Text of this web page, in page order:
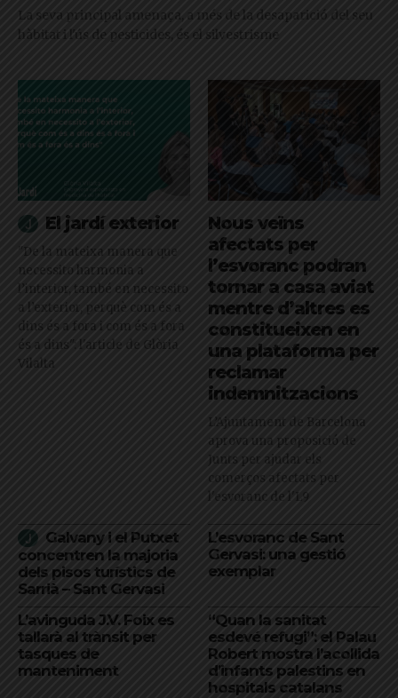
La seva principal amenaça, a més de la desaparició del seu
hàbitat i l'ús de pesticides, és el silvestrisme
El jardí exterior
"De la mateixa manera que
necessito harmonia a
l’interior, també en necessito
a l’exterior, perquè com és a
dins és a fora i com és a fora
és a dins": l'article de Glòria
Vilalta
Nous veïns
afectats per
l’esvoranc podran
tornar a casa aviat
mentre d’altres es
constitueixen en
una plataforma per
reclamar
indemnitzacions
L’Ajuntament de Barcelona
aprova una proposició de
Junts per ajudar els
comerços afectats per
l'esvoranc de l'L9
Galvany i el Putxet
concentren la majoria
dels pisos turístics de
Sarrià – Sant Gervasi
L’esvoranc de Sant
Gervasi: una gestió
exemplar
L’avinguda J.V. Foix es
tallarà al trànsit per
tasques de
manteniment
“Quan la sanitat
esdevé refugi”: el Palau
Robert mostra l’acollida
d’infants palestins en
hospitals catalans